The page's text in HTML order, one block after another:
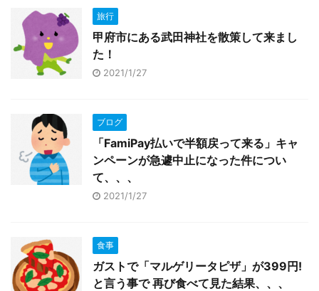
旅行
甲府市にある武田神社を散策して来まし
た！
2021/1/27
ブログ
「FamiPay払いで半額戻って来る」キャ
ンペーンが急遽中止になった件につい
て、、、
2021/1/27
食事
ガストで「マルゲリータピザ」が399円!
と言う事で 再び食べて見た結果、、、